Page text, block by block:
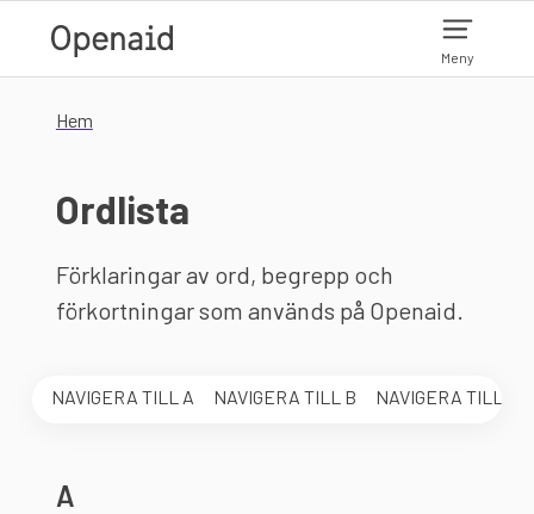
Meny
Hem
Ordlista
Förklaringar av ord, begrepp och
förkortningar som används på Openaid.
NAVIGERA TILL A NAVIGERA TILL B NAVIGERA TILL
A